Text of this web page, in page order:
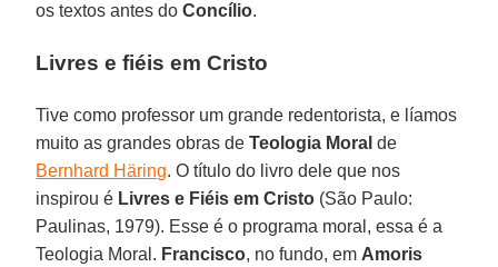
os textos antes doConcílio.
Livres e fiéis em Cristo
Tive como professor um grande redentorista, e líamos
muito as grandes obras de Teologia Moral de
Bernhard Häring. O título do livro dele que nos
inspirou é Livres e Fiéis em Cristo (São Paulo:
Paulinas, 1979). Esse é o programa moral, essa é a
Teologia Moral. Francisco, no fundo, em Amoris